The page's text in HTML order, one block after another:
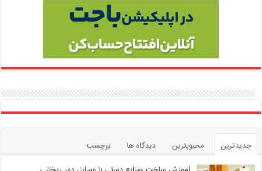
جدیدترین محبوبترین دیدگاه ها
برچسب